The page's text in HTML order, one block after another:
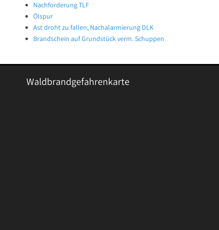
Nachforderung TLF
Ölspur
Ast droht zu fallen, Nachalarmierung DLK
Brandschein auf Grundstück verm. Schuppen
Waldbrandgefahrenkarte